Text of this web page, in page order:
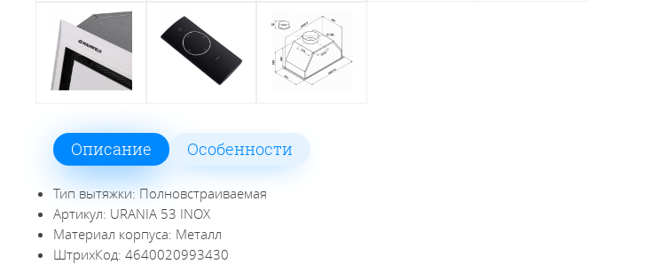
Описание Особенности
Тип вытяжки: Полновстраиваемая
Артикул: URANIA 53 INOX
Материал корпуса: Металл
ШтрихКод: 4640020993430